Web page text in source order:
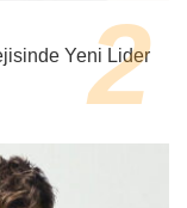
Yeni Lider